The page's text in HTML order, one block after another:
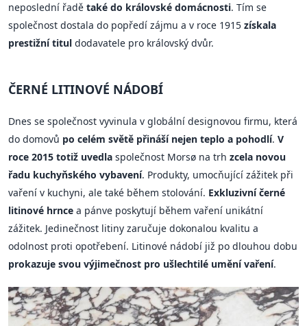
neposlední řadě také do královské domácnosti. Tím se
společnost dostala do popředí zájmu a v roce 1915 získala
prestižní titul dodavatele pro královský dvůr.
ČERNÉ LITINOVÉ NÁDOBÍ
Dnes se společnost vyvinula v globální designovou firmu, která
do domovů po celém světě přináší nejen teplo a pohodlí. V
roce 2015 totiž uvedla společnost Morsø na trh zcela novou
řadu kuchyňského vybavení. Produkty, umocňující zážitek při
vaření v kuchyni, ale také během stolování. Exkluzivní černé
litinové hrnce a pánve poskytují během vaření unikátní
zážitek. Jedinečnost litiny zaručuje dokonalou kvalitu a
odolnost proti opotřebení. Litinové nádobí již po dlouhou dobu
prokazuje svou výjimečnost pro ušlechtilé umění vaření.